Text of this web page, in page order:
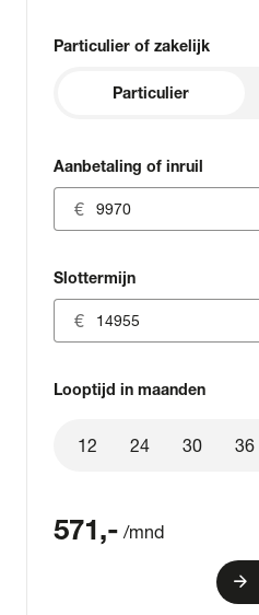
Particulier of zakelijk
Particulier
Aanbetaling of inruil
Slottermijn
Looptijd in maanden
12 24 30 36
571,- /mnd
arrow_forward